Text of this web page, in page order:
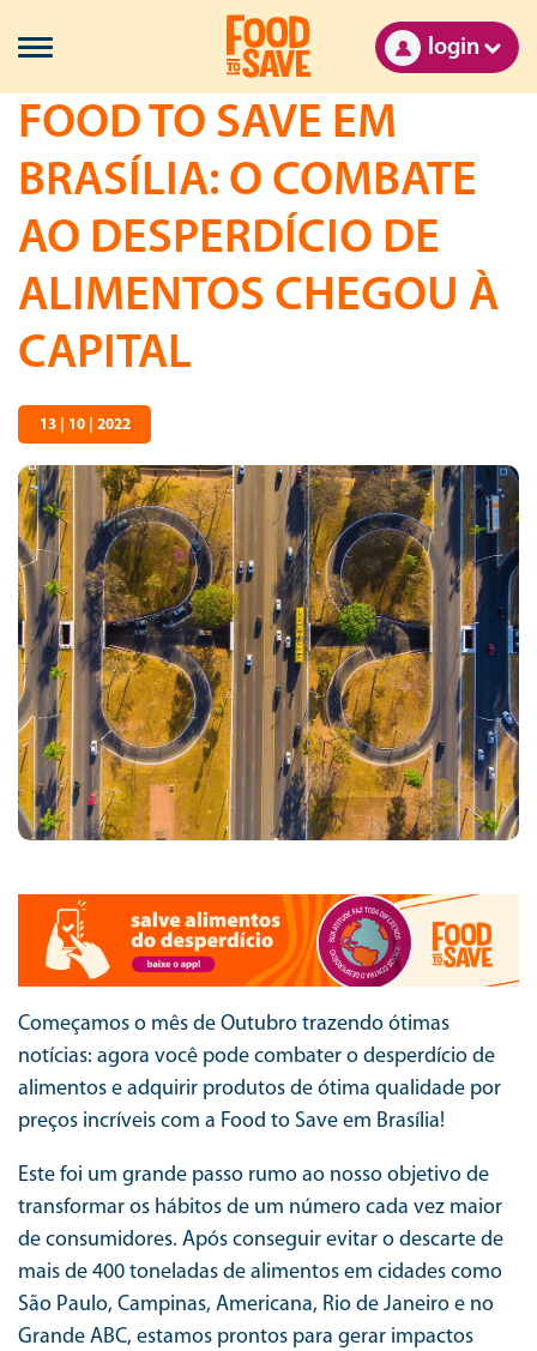
login
FOOD TO SAVE EM
BRASÍLIA: O COMBATE
AO DESPERDÍCIO DE
ALIMENTOS CHEGOU À
CAPITAL
13 | 10 | 2022
Começamos o mês de Outubro trazendo ótimas
notícias: agora você pode combater o desperdício de
alimentos e adquirir produtos de ótima qualidade por
preços incríveis com a Food to Save em Brasília!
Este foi um grande passo rumo ao nosso objetivo de
transformar os hábitos de um número cada vez maior
de consumidores. Após conseguir evitar o descarte de
mais de 400 toneladas de alimentos em cidades como
São Paulo, Campinas, Americana, Rio de Janeiro e no
Grande ABC, estamos prontos para gerar impactos